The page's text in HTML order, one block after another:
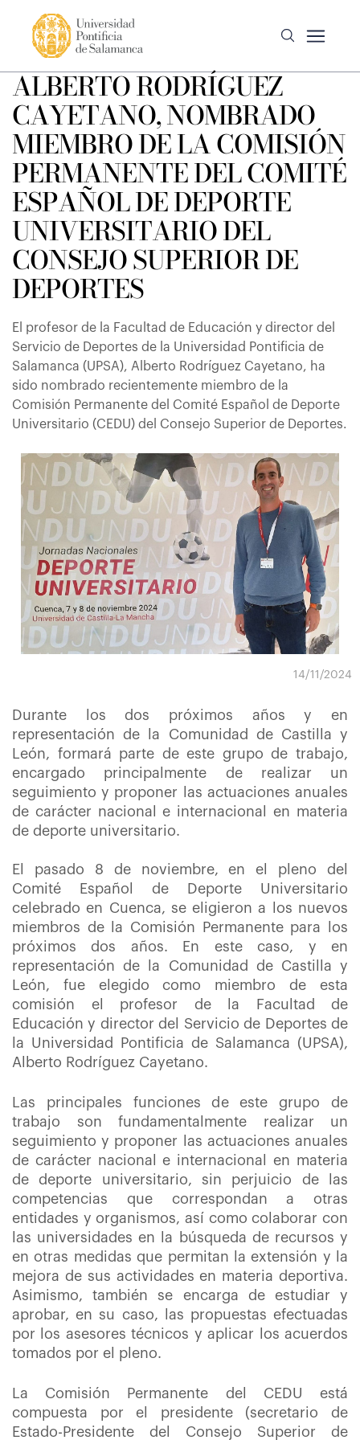
ALBERTO RODRÍGUEZ
CAYETANO, NOMBRADO
MIEMBRO DE LA COMISIÓN
PERMANENTE DEL COMITÉ
ESPAÑOL DE DEPORTE
UNIVERSITARIO DEL
CONSEJO SUPERIOR DE
DEPORTES
El profesor de la Facultad de Educación y director del
Servicio de Deportes de la Universidad Pontificia de
Salamanca (UPSA), Alberto Rodríguez Cayetano, ha
sido nombrado recientemente miembro de la
Comisión Permanente del Comité Español de Deporte
Universitario (CEDU) del Consejo Superior de Deportes.
14/11/2024
Durante los dos próximos años y en
representación de la Comunidad de Castilla y
León, formará parte de este grupo de trabajo,
encargado principalmente de realizar un
seguimiento y proponer las actuaciones anuales
de carácter nacional e internacional en materia
de deporte universitario.
El pasado 8 de noviembre, en el pleno del
Comité Español de Deporte Universitario
celebrado en Cuenca, se eligieron a los nuevos
miembros de la Comisión Permanente para los
próximos dos años. En este caso, y en
representación de la Comunidad de Castilla y
León, fue elegido como miembro de esta
comisión el profesor de la Facultad de
Educación y director del Servicio de Deportes de
la Universidad Pontificia de Salamanca (UPSA),
Alberto Rodríguez Cayetano.
Las principales funciones de este grupo de
trabajo son fundamentalmente realizar un
seguimiento y proponer las actuaciones anuales
de carácter nacional e internacional en materia
de deporte universitario, sin perjuicio de las
competencias que correspondan a otras
entidades y organismos, así como colaborar con
las universidades en la búsqueda de recursos y
en otras medidas que permitan la extensión y la
mejora de sus actividades en materia deportiva.
Asimismo, también se encarga de estudiar y
aprobar, en su caso, las propuestas efectuadas
por los asesores técnicos y aplicar los acuerdos
tomados por el pleno.
La Comisión Permanente del CEDU está
compuesta por el presidente (secretario de
Estado-Presidente del Consejo Superior de